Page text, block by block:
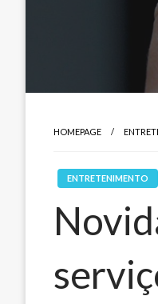
HOMEPAGE
ENTRETENIMENTO